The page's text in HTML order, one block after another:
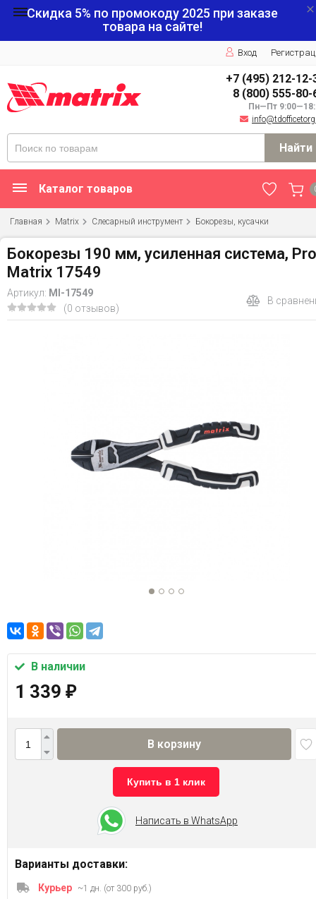
Скидка 5% по промокоду 2025 при заказе
товара на сайте!
Вход
+7 (495) 212-12-
8 (800) 555-80-
Пн—Пт
Найти
Каталог товаров
Главная Matrix Слесарный инструмент Бокорезы, кусачки
Бокорезы 190 мм, усиленная система, Pro
Matrix 17549
Артикул: MI-17549
(0 отзывов)
В
В наличии
1 339 ₽
В корзину
Купить в 1 клик
Написать в WhatsApp
Варианты доставки:
Курьер ~1 дн. (от 300 руб.)